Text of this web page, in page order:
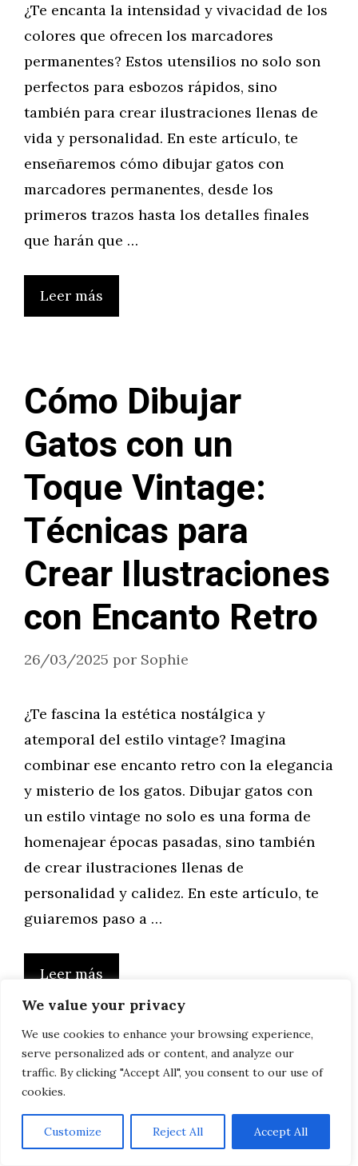
We value your privacy
We use cookies to enhance your browsing experience,
serve personalized ads or content, and analyze our
traffic. By clicking "Accept All", you consent to our use of
cookies.
Customize Reject All Accept All
¿Te encanta la intensidad y vivacidad de los
colores que ofrecen los marcadores
permanentes? Estos utensilios no solo son
perfectos para esbozos rápidos, sino
también para crear ilustraciones llenas de
vida y personalidad. En este artículo, te
enseñaremos cómo dibujar gatos con
marcadores permanentes, desde los
primeros trazos hasta los detalles finales
que harán que …
Leer más
Cómo Dibujar
Gatos con un
Toque Vintage:
Técnicas para
Crear Ilustraciones
con Encanto Retro
26/03/2025 por Sophie
¿Te fascina la estética nostálgica y
atemporal del estilo vintage? Imagina
combinar ese encanto retro con la elegancia
y misterio de los gatos. Dibujar gatos con
un estilo vintage no solo es una forma de
homenajear épocas pasadas, sino también
de crear ilustraciones llenas de
personalidad y calidez. En este artículo, te
guiaremos paso a …
Leer más
Cómo Dibujar
Gatos al Estilo